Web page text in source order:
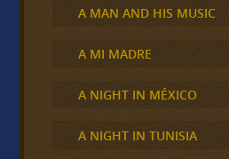
A MAN AND HIS MUSIC
A MI MADRE
A NIGHT IN MÉXICO
A NIGHT IN TUNISIA